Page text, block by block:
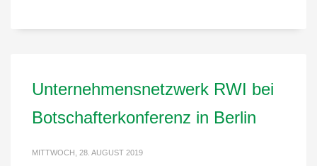
Unternehmensnetzwerk RWI bei
Botschafterkonferenz in Berlin
MITTWOCH, 28. AUGUST 2019